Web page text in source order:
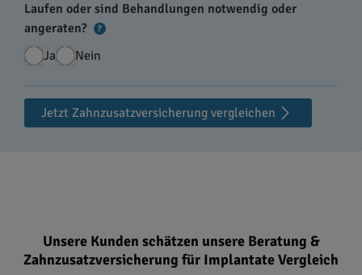
Laufen oder sind Behandlungen notwendig oder
angeraten?
?
Ja Nein
Jetzt Zahnzusatzversicherung vergleichen
Unsere Kunden schätzen unsere Beratung &
Zahnzusatzversicherung für Implantate Vergleich